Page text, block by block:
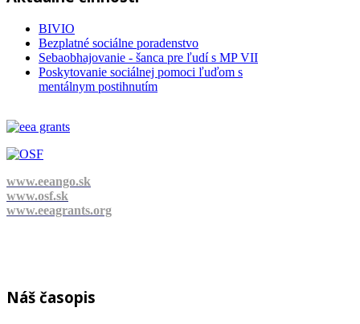
BIVIO
Bezplatné sociálne poradenstvo
Sebaobhajovanie - šanca pre ľudí s MP VII
Poskytovanie sociálnej pomoci ľuďom s
mentálnym postihnutím
www.eeango.sk
www.osf.sk
www.eeagrants.org
Náš časopis